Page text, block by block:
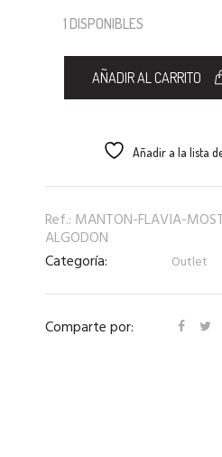
1 DISPONIBLES
AÑADIR AL CARRITO
Añadir a la lista
Ref.: MANTON-FLAVIA-
ALGODON
Categoría:
Outlet
Comparte por: